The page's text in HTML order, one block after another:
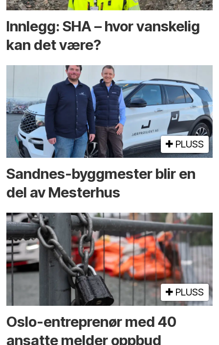
Innlegg: SHA – hvor vanskelig
kan det være?
PLUSS
Sandnes-byggmester blir en
del av Mesterhus
PLUSS
Oslo-entreprenør med 40
ansatte melder oppbud